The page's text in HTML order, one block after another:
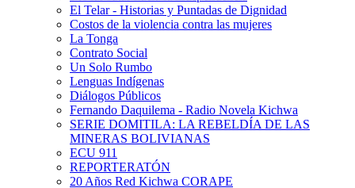
El Telar - Historias y Puntadas de Dignidad
Costos de la violencia contra las mujeres
La Tonga
Contrato Social
Un Solo Rumbo
Lenguas Indígenas
Diálogos Públicos
Fernando Daquilema - Radio Novela Kichwa
SERIE DOMITILA: LA REBELDÍA DE LAS
MINERAS BOLIVIANAS
ECU 911
REPORTERATÓN
20 Años Red Kichwa CORAPE